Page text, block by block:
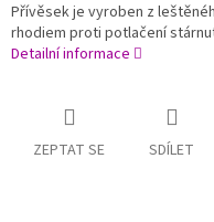
Přívěsek je vyroben z
rhodiem proti potlačení
Detailní informace
ZEPTAT SE SDÍLET